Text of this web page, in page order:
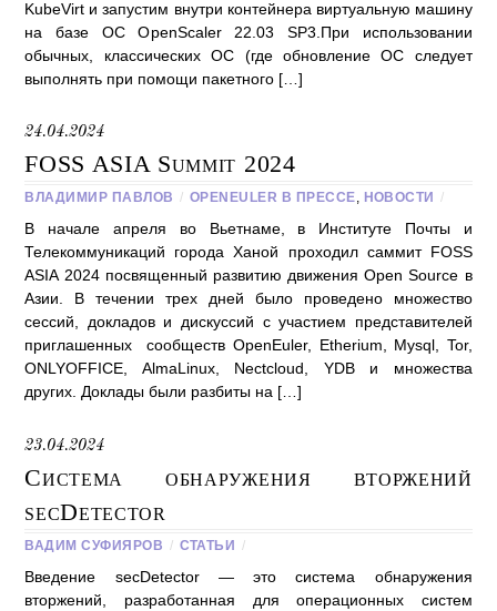
KubeVirt и запустим внутри контейнера виртуальную машину
на базе ОС OpenScaler 22.03 SP3.При использовании
обычных, классических ОС (где обновление ОС следует
выполнять при помощи пакетного […]
24.04.2024
FOSS ASIA Summit 2024
ВЛАДИМИР ПАВЛОВ / OPENEULER В ПРЕССЕ, НОВОСТИ /
В начале апреля во Вьетнаме, в Институте Почты и
Телекоммуникаций города Ханой проходил саммит FOSS
ASIA 2024 посвященный развитию движения Open Source в
Азии. В течении трех дней было проведено множество
сессий, докладов и дискуссий с участием представителей
приглашенных сообществ OpenEuler, Etherium, Mysql, Tor,
ONLYOFFICE, AlmaLinux, Nectcloud, YDB и множества
других. Доклады были разбиты на […]
23.04.2024
Система обнаружения вторжений
secDetector
ВАДИМ СУФИЯРОВ / СТАТЬИ /
Введение secDetector — это система обнаружения
вторжений, разработанная для операционных систем